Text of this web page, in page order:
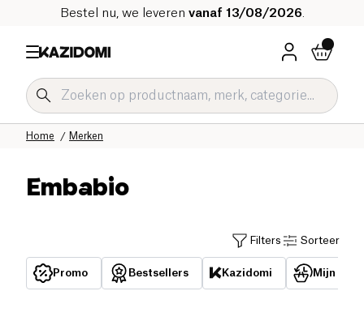
Bestel nu, we leveren vanaf 13/08/2026
Merken
Home
Embabio
Filters Sorteer
Promo Bestsellers Kazidomi Mijn